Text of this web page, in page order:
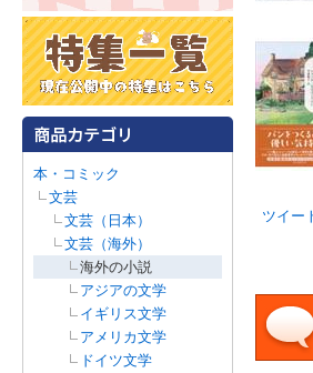
本・コミック
文芸
文芸（日本）
文芸（海外）
海外の小説
アジアの文学
イギリス文学
アメリカ文学
ドイツ文学
ツイー